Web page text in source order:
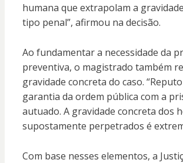
humana que extrapolam a
tipo penal”, afirmou na decisão.
Ao fundamentar a necessidade da
preventiva, o magistrado também
gravidade concreta do caso.
garantia da ordem pública com a
autuado. A gravidade concreta dos
supostamente perpetrados é
Com base nesses elementos, a